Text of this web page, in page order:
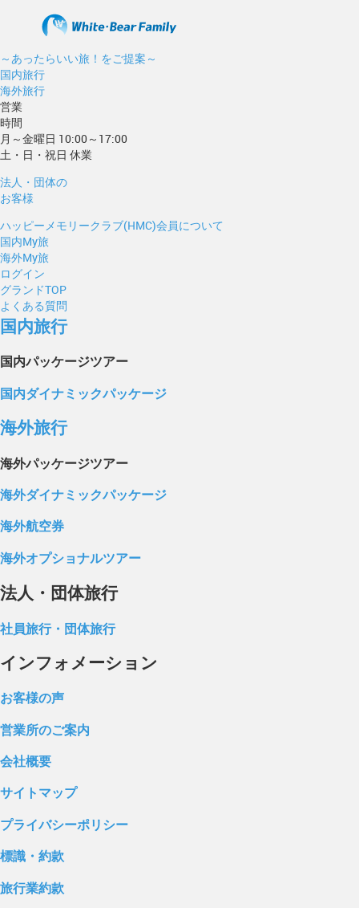
～あったらいい旅！をご提案～
国内旅行
海外旅行
営業
時間
月～金曜日 10:00～17:00
土・日・祝日 休業
法人・団体の
お客様
ハッピーメモリークラブ(HMC)会員について
国内My旅
海外My旅
ログイン
グランドTOP
よくある質問
国内旅行
国内パッケージツアー
国内ダイナミックパッケージ
海外旅行
海外パッケージツアー
海外ダイナミックパッケージ
海外航空券
海外オプショナルツアー
法人・団体旅行
社員旅行・団体旅行
インフォメーション
お客様の声
営業所のご案内
会社概要
サイトマップ
プライバシーポリシー
標識・約款
旅行業約款